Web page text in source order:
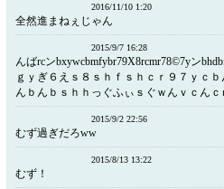
2016/11/10 1:20
全然進まねぇじゃん
2015/9/7 16:28
んばrcンbxywcbmfybr79X8rcmr78©7yン
ｇｙぎ６えｓ８ｓｈｆｓｈｃｒ９７ｙｃ
んｂんｂｓｈｈっぐふぃｓぐｗんｖｃん
2015/9/2 22:56
むず過ぎだろww
2015/8/13 13:22
むず！